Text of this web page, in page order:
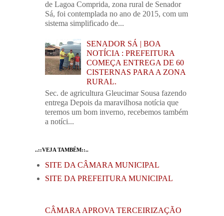
de Lagoa Comprida, zona rural de Senador
Sá, foi contemplada no ano de 2015, com um
sistema simplificado de...
SENADOR SÁ | BOA
NOTÍCIA : PREFEITURA
COMEÇA ENTREGA DE 60
CISTERNAS PARA A ZONA
RURAL.
Sec. de agricultura Gleucimar Sousa fazendo
entrega Depois da maravilhosa notícia que
teremos um bom inverno, recebemos também
a notíci...
..::VEJA TAMBÉM::..
SITE DA CÂMARA MUNICIPAL
SITE DA PREFEITURA MUNICIPAL
CÂMARA APROVA TERCEIRIZAÇÃO